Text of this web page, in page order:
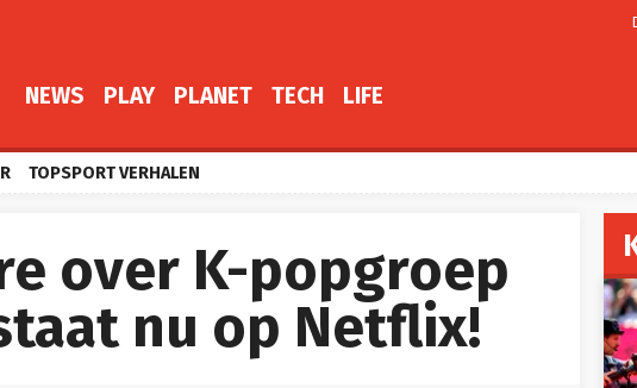
NEWS PLAY PLANET TECH LIFE
TOPSPORT VERHALEN
over K-popgroep
nu op Netflix!